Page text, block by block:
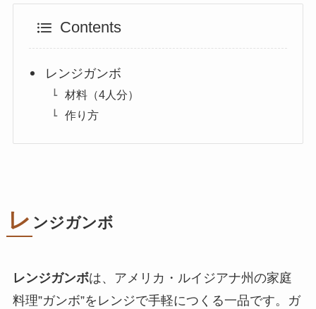
Contents
レンジガンボ
材料（4人分）
作り方
レ ンジガンボ
レンジガンボは、アメリカ・ルイジアナ州の家庭
料理”ガンボ”をレンジで手軽につくる一品です。ガ